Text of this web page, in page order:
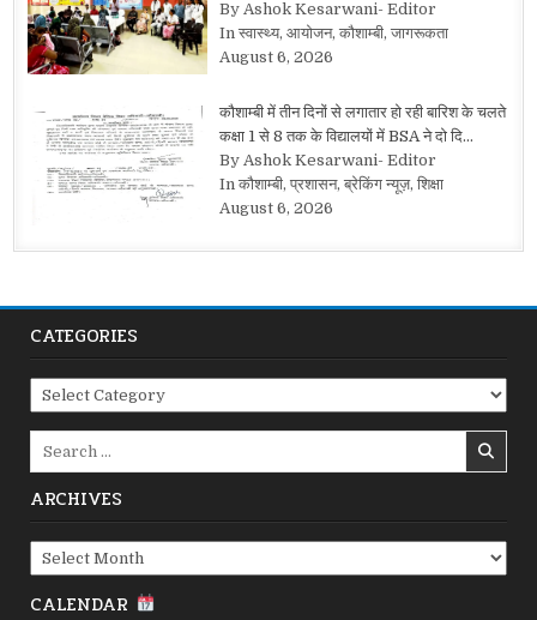
By Ashok Kesarwani- Editor
In स्वास्थ्य, आयोजन, कौशाम्बी, जागरूकता
August 6, 2026
कौशाम्बी में तीन दिनों से लगातार हो रही बारिश के चलते
कक्षा 1 से 8 तक के विद्यालयों में BSA ने दो दि…
By Ashok Kesarwani- Editor
In कौशाम्बी, प्रशासन, ब्रेकिंग न्यूज़, शिक्षा
August 6, 2026
CATEGORIES
Categories
ARCHIVES
Archives
CALENDAR